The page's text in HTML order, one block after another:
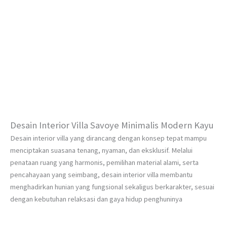
Desain Interior Villa Savoye Minimalis Modern Kayu
Desain interior villa yang dirancang dengan konsep tepat mampu
menciptakan suasana tenang, nyaman, dan eksklusif. Melalui
penataan ruang yang harmonis, pemilihan material alami, serta
pencahayaan yang seimbang, desain interior villa membantu
menghadirkan hunian yang fungsional sekaligus berkarakter, sesuai
dengan kebutuhan relaksasi dan gaya hidup penghuninya